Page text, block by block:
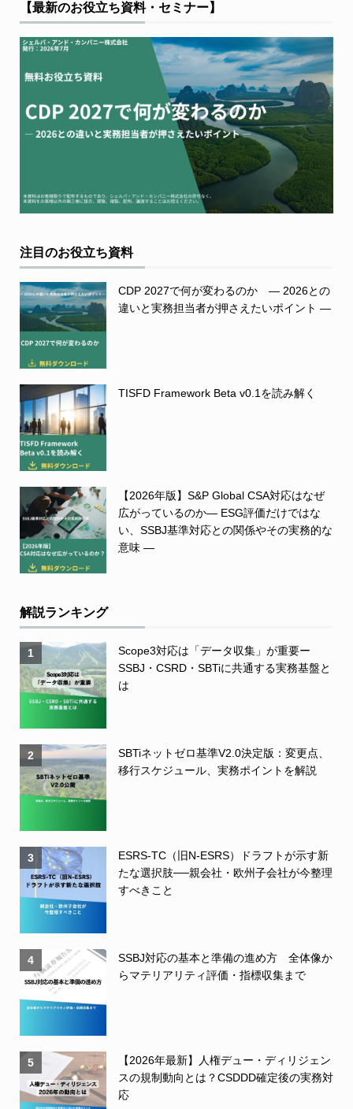
【最新のお役立ち資料・セミナー】
注目のお役立ち資料
CDP 2027で何が変わるのか ― 2026との
違いと実務担当者が押さえたいポイント ―
TISFD Framework Beta v0.1を読み解く
【2026年版】S&P Global CSA対応はなぜ
広がっているのか― ESG評価だけではな
い、SSBJ基準対応との関係やその実務的な
意味 ―
解説ランキング
1
Scope3対応は「データ収集」が重要ー
SSBJ・CSRD・SBTiに共通する実務基盤と
は
2
SBTiネットゼロ基準V2.0決定版：変更点、
移行スケジュール、実務ポイントを解説
3
ESRS-TC（旧N-ESRS）ドラフトが示す新
たな選択肢──親会社・欧州子会社が今整理
すべきこと
4
SSBJ対応の基本と準備の進め方 全体像か
らマテリアリティ評価・指標収集まで
5
【2026年最新】人権デュー・ディリジェン
スの規制動向とは？CSDDD確定後の実務対
応